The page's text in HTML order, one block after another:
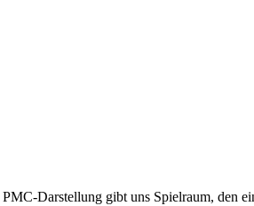
Darstellung gibt uns Spielraum,